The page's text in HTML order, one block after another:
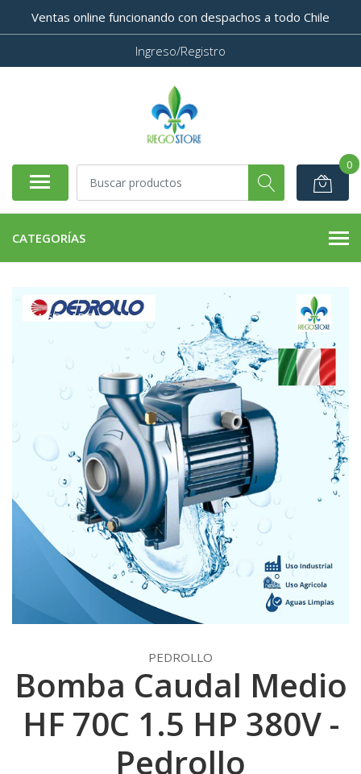
Ventas online funcionando con despachos a todo Chile
Ingreso/Registro
0
CATEGORÍAS
AGOTADO
PEDROLLO
Bomba Caudal Medio
HF 70C 1.5 HP 380V -
Pedrollo